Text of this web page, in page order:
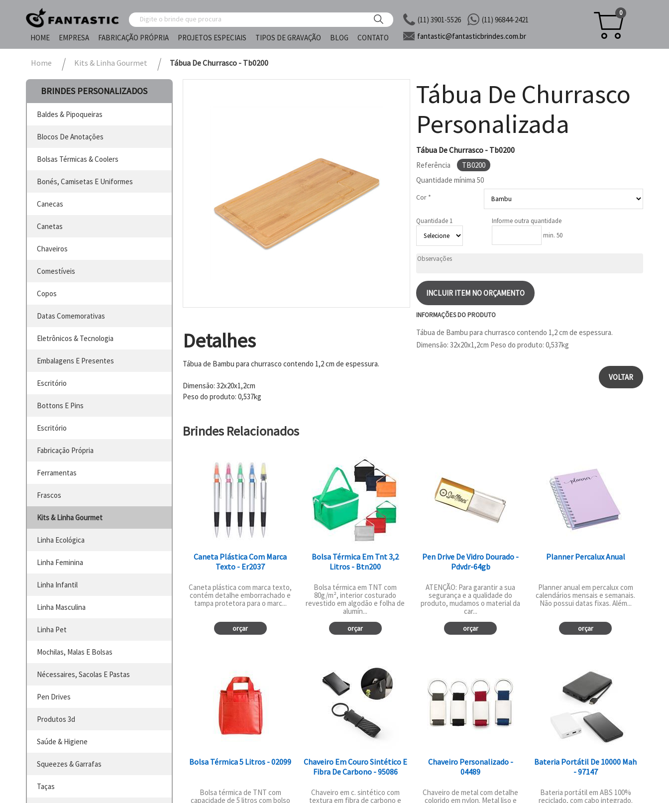
(11) 3901-5526
(11) 96844-2421
HOME
EMPRESA FABRICAÇÃO PRÓPRIA PROJETOS ESPECIAIS TIPOS DE GRAVAÇÃO BLOG CONTATO fantastic@fantasticbrindes.com.br
0
Home Kits & Linha Gourmet Tábua De Churrasco - Tb0200
BRINDES PERSONALIZADOS
Baldes & Pipoqueiras
Blocos De Anotações
Bolsas Térmicas & Coolers
Bonés, Camisetas E Uniformes
Canecas
Canetas
Chaveiros
Comestíveis
Copos
Datas Comemorativas
Eletrônicos & Tecnologia
Embalagens E Presentes
Escritório
Bottons E Pins
Escritório
Fabricação Própria
Ferramentas
Frascos
Kits & Linha Gourmet
Linha Ecológica
Linha Feminina
Linha Infantil
Linha Masculina
Linha Pet
Mochilas, Malas E Bolsas
Nécessaires, Sacolas E Pastas
Pen Drives
Produtos 3d
Saúde & Higiene
Squeezes & Garrafas
Taças
Detalhes
Tábua de Bambu para churrasco contendo 1,2 cm de espessura.
Dimensão: 32x20x1,2cm
Peso do produto: 0,537kg
Tábua De Churrasco
Personalizada
Tábua De Churrasco - Tb0200
Referência
TB0200
Quantidade mínima 50
Cor *
Quantidade 1
Informe outra quantidade
min. 50
INCLUIR ITEM NO ORÇAMENTO
INFORMAÇÕES DO PRODUTO
Tábua de Bambu para churrasco contendo 1,2 cm de espessura.
Dimensão: 32x20x1,2cm Peso do produto: 0,537kg
VOLTAR
Brindes Relacionados
Caneta Plástica Com Marca
Texto - Er2037
Caneta plástica com marca texto,
contém detalhe emborrachado e
tampa protetora para o marc...
orçar
Bolsa Térmica Em Tnt 3,2
Litros - Btn200
Bolsa térmica em TNT com
80g/m², interior costurado
revestido em algodão e folha de
alumín...
orçar
Pen Drive De Vidro Dourado -
Pdvdr-64gb
ATENÇÃO: Para garantir a sua
segurança e a qualidade do
produto, mudamos o material da
car...
orçar
Planner Percalux Anual
Planner anual em percalux com
calendários mensais e semanais.
Não possui datas fixas. Além...
orçar
Bolsa Térmica 5 Litros - 02099
Bolsa térmica de TNT com
capacidade de 5 litros com bolso
Chaveiro Em Couro Sintético E
Fibra De Carbono - 95086
Chaveiro em c. sintético com
textura em fibra de carbono e
Chaveiro Personalizado -
04489
Chaveiro de metal com detalhe
colorido em nylon. Metal liso e
Bateria Portátil De 10000 Mah
- 97147
Bateria portátil em ABS 100%
reciclado, com cabo integrado.